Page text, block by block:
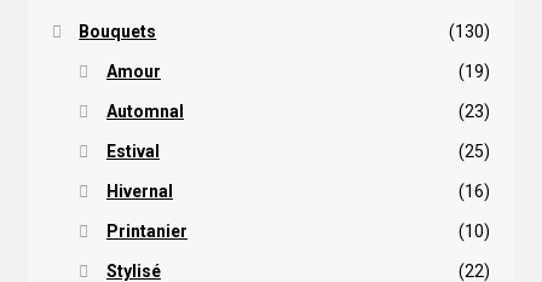
Bouquets (130)
Amour (19)
Automnal (23)
Estival (25)
Hivernal (16)
Printanier (10)
Stylisé (22)